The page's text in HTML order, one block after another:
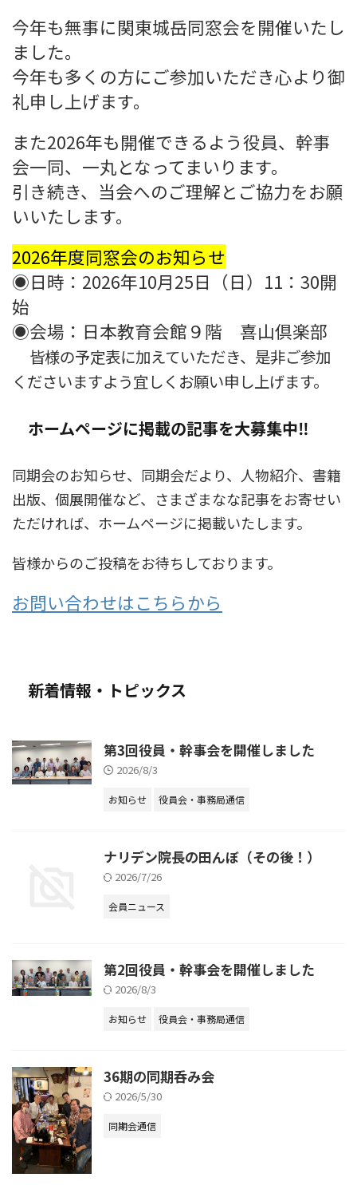
今年も無事に関東城岳同窓会を開催いたし
ました。
今年も多くの方にご参加いただき心より御
礼申し上げます。
また2026年も開催できるよう役員、幹事
会一同、一丸となってまいります。
引き続き、当会へのご理解とご協力をお願
いいたします。
2026年度同窓会のお知らせ
◉日時：2026年10月25日（日）11：30開
始
◉会場：日本教育会館９階 喜山倶楽部
皆様の予定表に加えていただき、是非ご参加
くださいますよう宜しくお願い申し上げます。
ホームページに掲載の記事を大募集中‼
同期会のお知らせ、同期会だより、人物紹介、書籍
出版、個展開催など、さまざまなな記事をお寄せい
ただければ、ホームページに掲載いたします。
皆様からのご投稿をお待ちしております。
お問い合わせはこちらから
新着情報・トピックス
第3回役員・幹事会を開催しました
2026/8/3
お知らせ 役員会・事務局通信
ナリデン院長の田んぼ（その後！）
2026/7/26
会員ニュース
第2回役員・幹事会を開催しました
2026/8/3
お知らせ 役員会・事務局通信
36期の同期呑み会
2026/5/30
同期会通信